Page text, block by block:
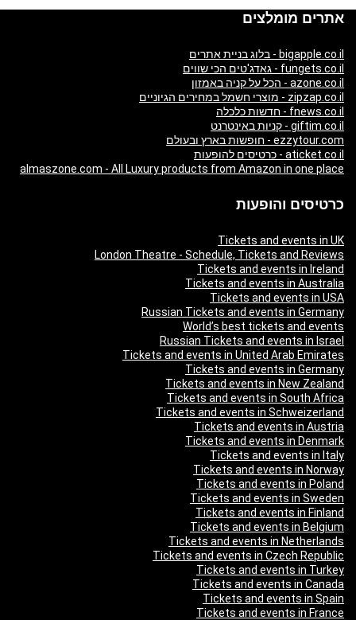
אתרים מומלצים
bigapple.co.il - בלוג בניית אתרים
fungets.co.il - גאדג'טים הכי שווים
azone.co.il - הכל על קניה באמזון
zipzap.co.il - מוצרי חשמל במחירים הגיוניים
fnews.co.il - חדשות כלכלה
giftim.co.il - קניות באינטרנט
ezzytour.com - חופשות בארץ ובעולם
aticket.co.il - כרטיסים להופעות
almaszone.com - All Luxury products from Amazon in one place
כרטיסים והופעות
Tickets and events in UK
London Theatre - Schedule, Tickets and Reviews
Tickets and events in Ireland
Tickets and events in Australia
Tickets and events in USA
Russian Tickets and events in Germany
World’s best tickets and events
Russian Tickets and events in Israel
Tickets and events in United Arab Emirates
Tickets and events in Germany
Tickets and events in New Zealand
Tickets and events in South Africa
Tickets and events in Schweizerland
Tickets and events in Austria
Tickets and events in Denmark
Tickets and events in Italy
Tickets and events in Norway
Tickets and events in Poland
Tickets and events in Sweden
Tickets and events in Finland
Tickets and events in Belgium
Tickets and events in Netherlands
Tickets and events in Czech Republic
Tickets and events in Turkey
Tickets and events in Canada
Tickets and events in Spain
Tickets and events in France